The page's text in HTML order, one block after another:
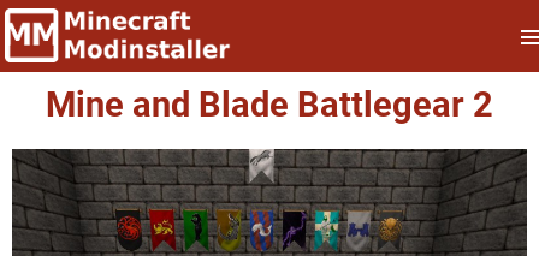
Mine and Blade Battlegear 2